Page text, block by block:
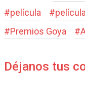
#película #
#Premios Goya #
Déjanos tus